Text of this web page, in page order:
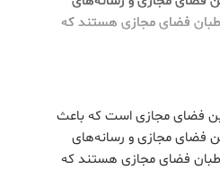
فضای مجازی هستند که
فضای مجازی است که باعث
فضای مجازی و رسانه‌های
فضای مجازی هستند که